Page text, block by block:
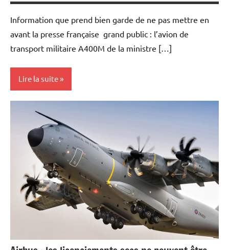
Information que prend bien garde de ne pas mettre en
avant la presse française grand public : l’avion de
transport militaire A400M de la ministre […]
Lire la suite
Actualités
Aéronautique
Armement
Economie
Valeurs
du
CAC40